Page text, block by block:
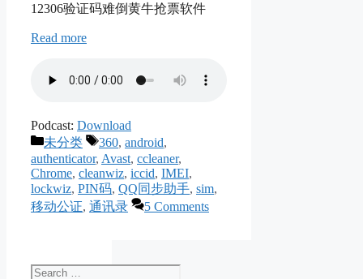
12306验证码难倒黄牛抢票软件
Read more
Podcast: Download
Categories
未分类 Tags
360, android,
authenticator, Avast, ccleaner,
Chrome, cleanwiz, iccid, IMEI,
lockwiz, PIN码, QQ同步助手, sim,
移动公证, 通讯录 5 Comments
Search